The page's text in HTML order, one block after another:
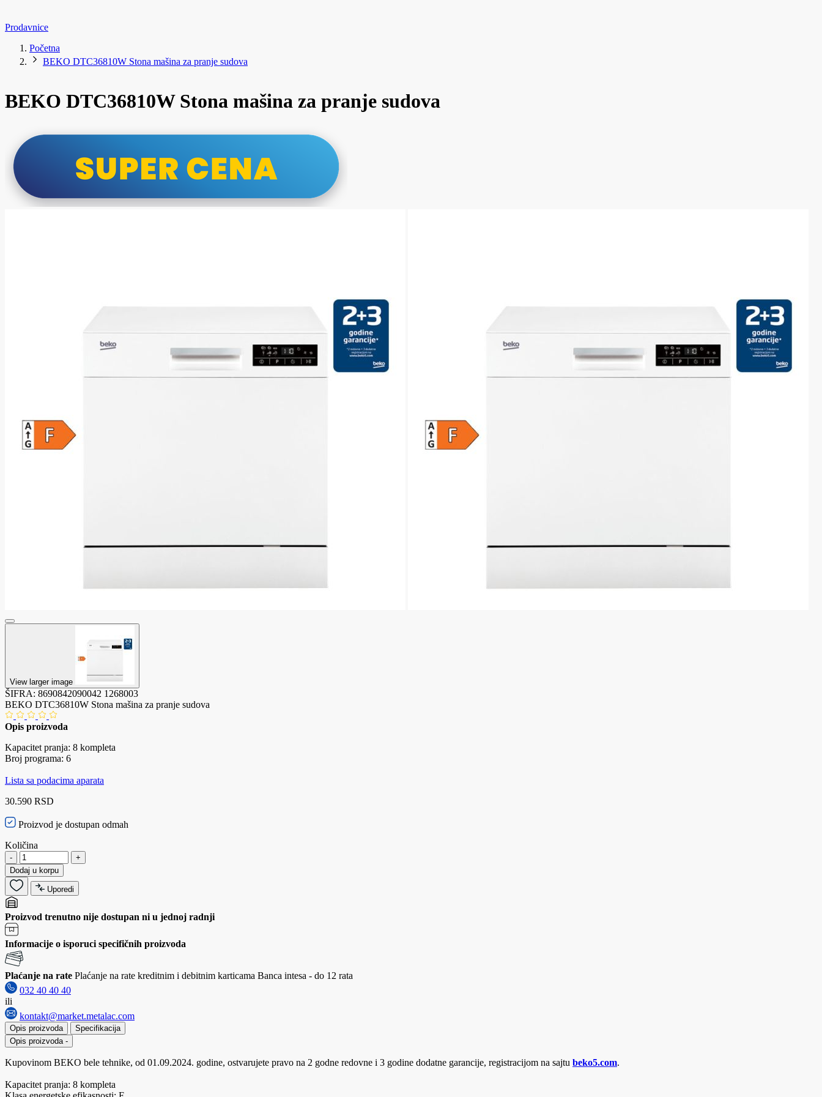
Prodavnice
Početna
BEKO DTC36810W Stona mašina za pranje sudova
BEKO DTC36810W Stona mašina za pranje sudova
View larger image
ŠIFRA: 8690842090042 1268003
BEKO DTC36810W Stona mašina za pranje sudova
Opis proizvoda
Kapacitet pranja: 8 kompleta
Broj programa: 6
Lista sa podacima aparata
30.590 RSD
Proizvod je dostupan odmah
Količina
-
+
Dodaj u korpu
Uporedi
Proizvod trenutno nije dostupan ni u jednoj radnji
Informacije o isporuci specifičnih proizvoda
Plaćanje na rate Plaćanje na rate kreditnim i debitnim karticama Banca intesa - do 12 rata
032 40 40 40
ili
kontakt@market.metalac.com
Opis proizvoda
Specifikacija
Opis proizvoda -
Kupovinom BEKO bele tehnike, od 01.09.2024. godine, ostvarujete pravo na 2 godne redovne i 3 godine dodatne garancije, registracijom na sajtu beko5.com.
Kapacitet pranja: 8 kompleta